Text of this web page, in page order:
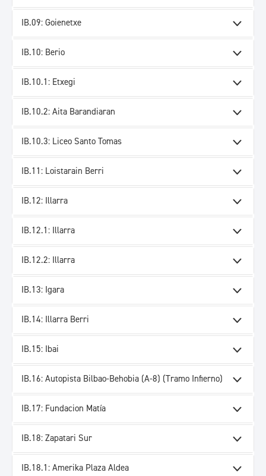
IB.09: Goienetxe
IB.10: Berio
IB.10.1: Etxegi
IB.10.2: Aita Barandiaran
IB.10.3: Liceo Santo Tomas
IB.11: Loistarain Berri
IB.12: Illarra
IB.12.1: Illarra
IB.12.2: Illarra
IB.13: Igara
IB.14: Illarra Berri
IB.15: Ibai
IB.16: Autopista Bilbao-Behobia (A-8) (Tramo Infierno)
IB.17: Fundacion Matía
IB.18: Zapatari Sur
IB.18.1: Amerika Plaza Aldea